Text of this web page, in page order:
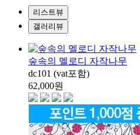
리스트뷰
갤러리뷰
숲속의 멜로디 자작나무
dc101 (vat포함)
62,000원